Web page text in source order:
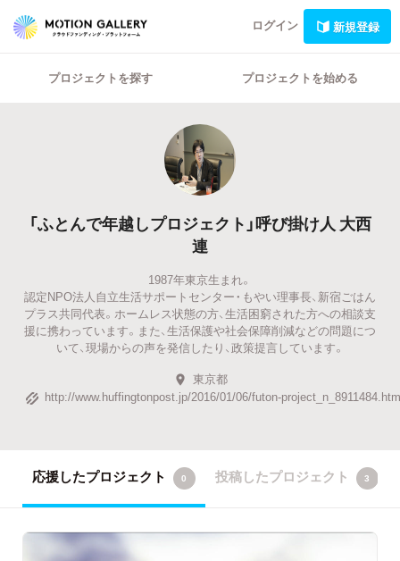
ログイン 新規登録
プロジェクトを探す プロジェクトを始める
「ふとんで年越しプロジェクト」呼び掛け人 大西
連
1987年東京生まれ。
認定NPO法人自立生活サポートセンター・もやい理事長、新宿ごはん
プラス共同代表。ホームレス状態の方、生活困窮された方への相談支
援に携わっています。また、生活保護や社会保障削減などの問題につ
いて、現場からの声を発信したり、政策提言しています。
東京都
http://www.huffingtonpost.jp/2016/01/06/futon-
応援したプロジェクト 0 投稿したプロジェクト 3